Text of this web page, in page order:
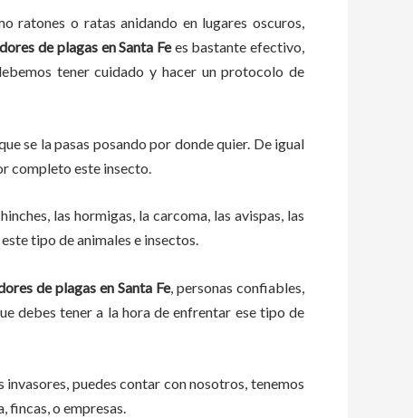
ratones o ratas anidando en lugares oscuros,
de plagasenSanta Fe es bastante efectivo,
tener cuidado y hacer un protocolo de
se la pasas posando por donde quier. De igual
completo este insecto.
las hormigas, la carcoma, las avispas, las
tipo de animales e insectos.
de plagas enSanta Fe, personas confiables,
debes tener a la hora de enfrentar ese tipo de
puedes contar con nosotros, tenemos
fincas, o empresas.